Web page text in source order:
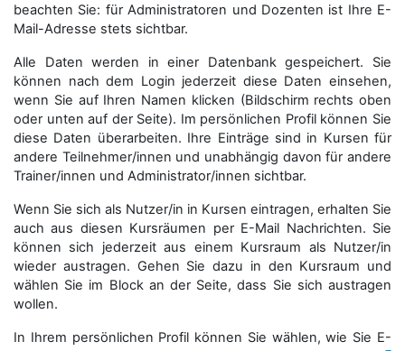
beachten Sie: für Administratoren und Dozenten ist Ihre E-
Mail-Adresse stets sichtbar.
Alle Daten werden in einer Datenbank gespeichert. Sie
können nach dem Login jederzeit diese Daten einsehen,
wenn Sie auf Ihren Namen klicken (Bildschirm rechts oben
oder unten auf der Seite). Im persönlichen Profil können Sie
diese Daten überarbeiten. Ihre Einträge sind in Kursen für
andere Teilnehmer/innen und unabhängig davon für andere
Trainer/innen und Administrator/innen sichtbar.
Wenn Sie sich als Nutzer/in in Kursen eintragen, erhalten Sie
auch aus diesen Kursräumen per E-Mail Nachrichten. Sie
können sich jederzeit aus einem Kursraum als Nutzer/in
wieder austragen. Gehen Sie dazu in den Kursraum und
wählen Sie im Block an der Seite, dass Sie sich austragen
wollen.
In Ihrem persönlichen Profil können Sie wählen, wie Sie E-